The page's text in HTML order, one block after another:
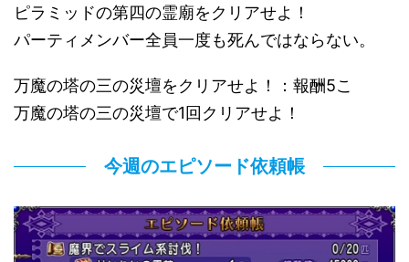
ピラミッドの第四の霊廟をクリアせよ！
パーティメンバー全員一度も死んではならない。
万魔の塔の三の災壇をクリアせよ！：報酬5こ
万魔の塔の三の災壇で1回クリアせよ！
今週のエピソード依頼帳